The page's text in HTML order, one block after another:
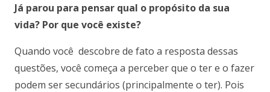
Já parou para pensar qual o propósito da sua
vida? Por que você existe?
Quando você descobre de fato a resposta dessas
questões, você começa a perceber que o ter e o fazer
podem ser secundários (principalmente o ter). Pois